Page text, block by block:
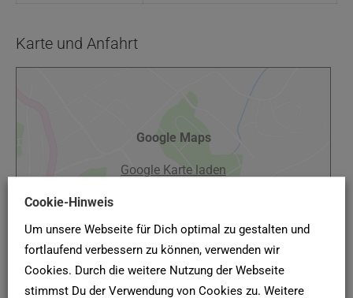
Karte und Anfahrt
Google Maps
Google Karte laden
Cookie-Hinweis
Um unsere Webseite für Dich optimal zu gestalten und
fortlaufend verbessern zu können, verwenden wir
Cookies. Durch die weitere Nutzung der Webseite
stimmst Du der Verwendung von Cookies zu. Weitere